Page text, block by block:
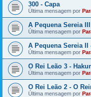
300 - Capa
Última mensagem por
A Pequena Sereia
Última mensagem por
A Pequena Sereia II
Última mensagem por
O Rei Leão 3 -
Última mensagem por
O Rei Leão 2 - O
Última mensagem por